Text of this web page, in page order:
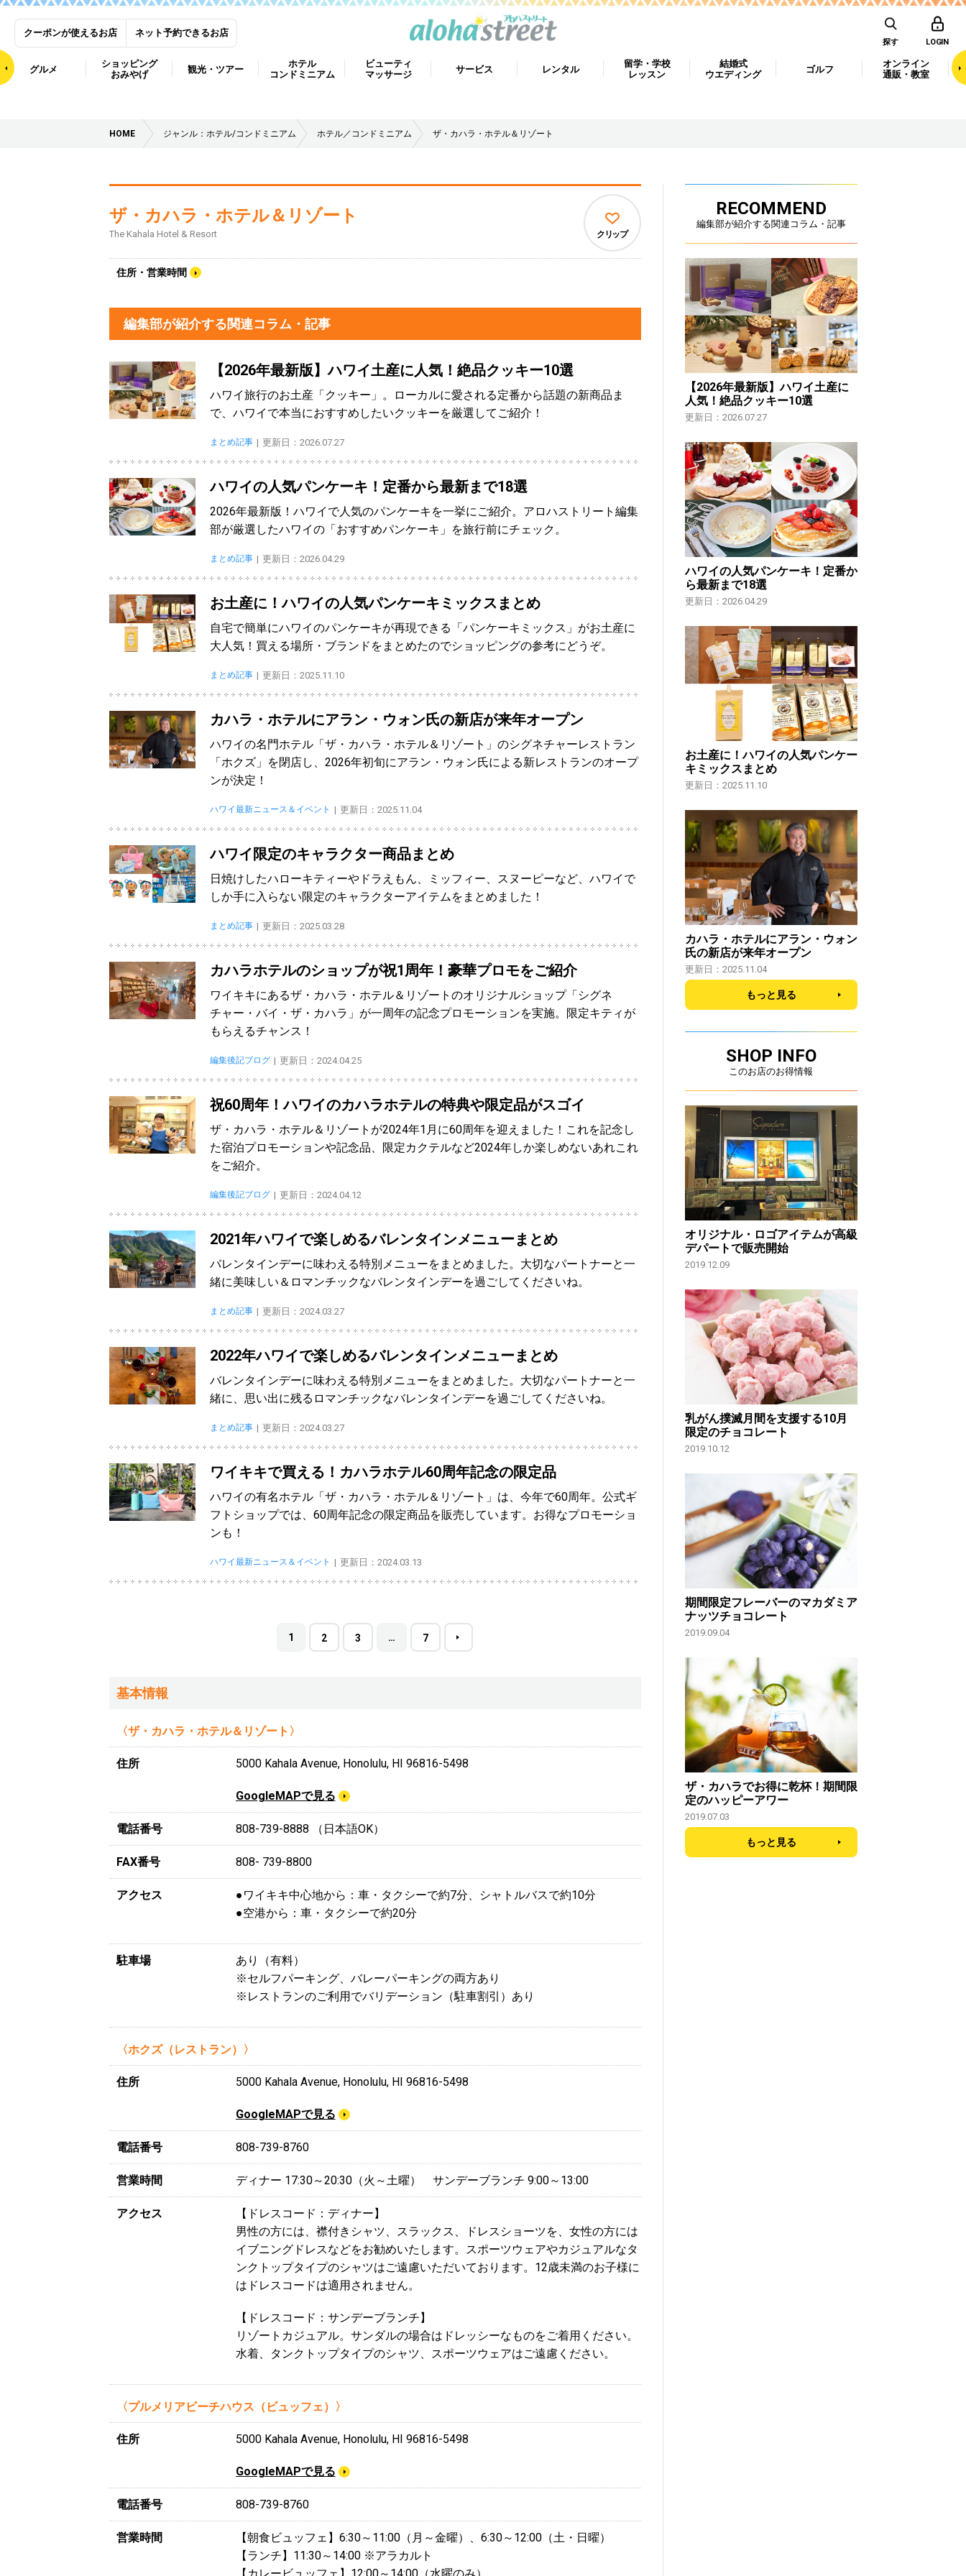
クーポンが使えるお店 ネット予約できるお店
探す LOGIN
グルメ
ショッピング
おみやげ
観光・ツアー
ホテル
コンドミニアム
ビューティ
マッサージ
サービス レンタル
留学・学校
レッスン
結婚式
ウエディング
ゴルフ
オンライン
通販・教室
HOME ジャンル：ホテル/コンドミニアム ホテル／コンドミニアム ザ・カハラ・ホテル＆リゾート
ザ・カハラ・ホテル＆リゾート
The Kahala Hotel & Resort
住所・営業時間
クリップ
編集部が紹介する関連コラム・記事
【2026年最新版】ハワイ土産に人気！絶品クッキー10選
ハワイ旅行のお土産「クッキー」。ローカルに愛される定番から話題の新商品ま
で、ハワイで本当におすすめしたいクッキーを厳選してご紹介！
まとめ記事 更新日：2026.07.27
ハワイの人気パンケーキ！定番から最新まで18選
2026年最新版！ハワイで人気のパンケーキを一挙にご紹介。アロハストリート編集
部が厳選したハワイの「おすすめパンケーキ」を旅行前にチェック。
まとめ記事 更新日：2026.04.29
お土産に！ハワイの人気パンケーキミックスまとめ
自宅で簡単にハワイのパンケーキが再現できる「パンケーキミックス」がお土産に
大人気！買える場所・ブランドをまとめたのでショッピングの参考にどうぞ。
まとめ記事 更新日：2025.11.10
カハラ・ホテルにアラン・ウォン氏の新店が来年オープン
ハワイの名門ホテル「ザ・カハラ・ホテル＆リゾート」のシグネチャーレストラン
「ホクズ」を閉店し、2026年初旬にアラン・ウォン氏による新レストランのオープ
ンが決定！
ハワイ最新ニュース＆イベント 更新日：2025.11.04
ハワイ限定のキャラクター商品まとめ
日焼けしたハローキティーやドラえもん、ミッフィー、スヌーピーなど、ハワイで
しか手に入らない限定のキャラクターアイテムをまとめました！
まとめ記事 更新日：2025.03.28
カハラホテルのショップが祝1周年！豪華プロモをご紹介
ワイキキにあるザ・カハラ・ホテル＆リゾートのオリジナルショップ「シグネ
チャー・バイ・ザ・カハラ」が一周年の記念プロモーションを実施。限定キティが
もらえるチャンス！
編集後記ブログ 更新日：2024.04.25
祝60周年！ハワイのカハラホテルの特典や限定品がスゴイ
ザ・カハラ・ホテル＆リゾートが2024年1月に60周年を迎えました！これを記念し
た宿泊プロモーションや記念品、限定カクテルなど2024年しか楽しめないあれこれ
をご紹介。
編集後記ブログ 更新日：2024.04.12
2021年ハワイで楽しめるバレンタインメニューまとめ
バレンタインデーに味わえる特別メニューをまとめました。大切なパートナーと一
緒に美味しい＆ロマンチックなバレンタインデーを過ごしてくださいね。
まとめ記事 更新日：2024.03.27
2022年ハワイで楽しめるバレンタインメニューまとめ
バレンタインデーに味わえる特別メニューをまとめました。大切なパートナーと一
緒に、思い出に残るロマンチックなバレンタインデーを過ごしてくださいね。
まとめ記事 更新日：2024.03.27
ワイキキで買える！カハラホテル60周年記念の限定品
ハワイの有名ホテル「ザ・カハラ・ホテル＆リゾート」は、今年で60周年。公式ギ
フトショップでは、60周年記念の限定商品を販売しています。お得なプロモーショ
ンも！
ハワイ最新ニュース＆イベント 更新日：2024.03.13
1 2 3 … 7
基本情報
〈ザ・カハラ・ホテル＆リゾート〉
住所 5000 Kahala Avenue, Honolulu, HI 96816-5498
GoogleMAPで見る
電話番号 808-739-8888 （日本語OK）
FAX番号 808- 739-8800
アクセス
●ワイキキ中心地から：車・タクシーで約7分、シャトルバスで約10分
●空港から：車・タクシーで約20分
駐車場
あり（有料）
※セルフパーキング、バレーパーキングの両方あり
※レストランのご利用でバリデーション（駐車割引）あり
〈ホクズ（レストラン）〉
住所 5000 Kahala Avenue, Honolulu, HI 96816-5498
GoogleMAPで見る
電話番号 808-739-8760
営業時間 ディナー 17:30～20:30（火～土曜） サンデーブランチ 9:00～13:00
アクセス
【ドレスコード：ディナー】
男性の方には、襟付きシャツ、スラックス、ドレスショーツを、女性の方には
イブニングドレスなどをお勧めいたします。スポーツウェアやカジュアルなタ
ンクトップタイプのシャツはご遠慮いただいております。12歳未満のお子様に
はドレスコードは適用されません。
【ドレスコード：サンデーブランチ】
リゾートカジュアル。サンダルの場合はドレッシーなものをご着用ください。
水着、タンクトップタイプのシャツ、スポーツウェアはご遠慮ください。
〈プルメリアビーチハウス（ビュッフェ）〉
住所 5000 Kahala Avenue, Honolulu, HI 96816-5498
GoogleMAPで見る
電話番号 808-739-8760
営業時間
【朝食ビュッフェ】6:30～11:00（月～金曜）、6:30～12:00（土・日曜）
【ランチ】11:30～14:00 ※アラカルト
RECOMMEND
編集部が紹介する関連コラム・記事
【2026年最新版】ハワイ土産に
人気！絶品クッキー10選
更新日：2026.07.27
ハワイの人気パンケーキ！定番か
ら最新まで18選
更新日：2026.04.29
お土産に！ハワイの人気パンケー
キミックスまとめ
更新日：2025.11.10
カハラ・ホテルにアラン・ウォン
氏の新店が来年オープン
更新日：2025.11.04
もっと見る
SHOP INFO
このお店のお得情報
オリジナル・ロゴアイテムが高級
デパートで販売開始
2019.12.09
乳がん撲滅月間を支援する10月
限定のチョコレート
2019.10.12
期間限定フレーバーのマカダミア
ナッツチョコレート
2019.09.04
ザ・カハラでお得に乾杯！期間限
定のハッピーアワー
2019.07.03
もっと見る